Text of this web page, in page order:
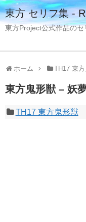
東方 セリフ集 -
東方Project公式作品のセ
ホーム TH17 東
東方鬼形獣 – 妖
TH17 東方鬼形獣